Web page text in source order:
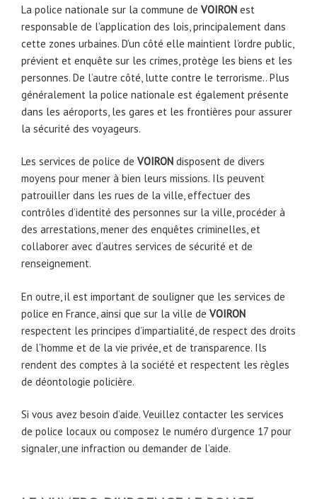
La police nationale sur la commune de VOIRON est
responsable de l’application des lois, principalement dans
cette zones urbaines. D’un côté elle maintient l’ordre public,
prévient et enquête sur les crimes, protège les biens et les
personnes. De l’autre côté, lutte contre le terrorisme.. Plus
généralement la police nationale est également présente
dans les aéroports, les gares et les frontières pour assurer
la sécurité des voyageurs.
Les services de police de VOIRON disposent de divers
moyens pour mener à bien leurs missions. Ils peuvent
patrouiller dans les rues de la ville, effectuer des
contrôles d’identité des personnes sur la ville, procéder à
des arrestations, mener des enquêtes criminelles, et
collaborer avec d’autres services de sécurité et de
renseignement.
En outre, il est important de souligner que les services de
police en France, ainsi que sur la ville de VOIRON
respectent les principes d’impartialité, de respect des droits
de l’homme et de la vie privée, et de transparence. Ils
rendent des comptes à la société et respectent les règles
de déontologie policière.
Si vous avez besoin d’aide. Veuillez contacter les services
de police locaux ou composez le numéro d’urgence 17 pour
signaler, une infraction ou demander de l’aide.